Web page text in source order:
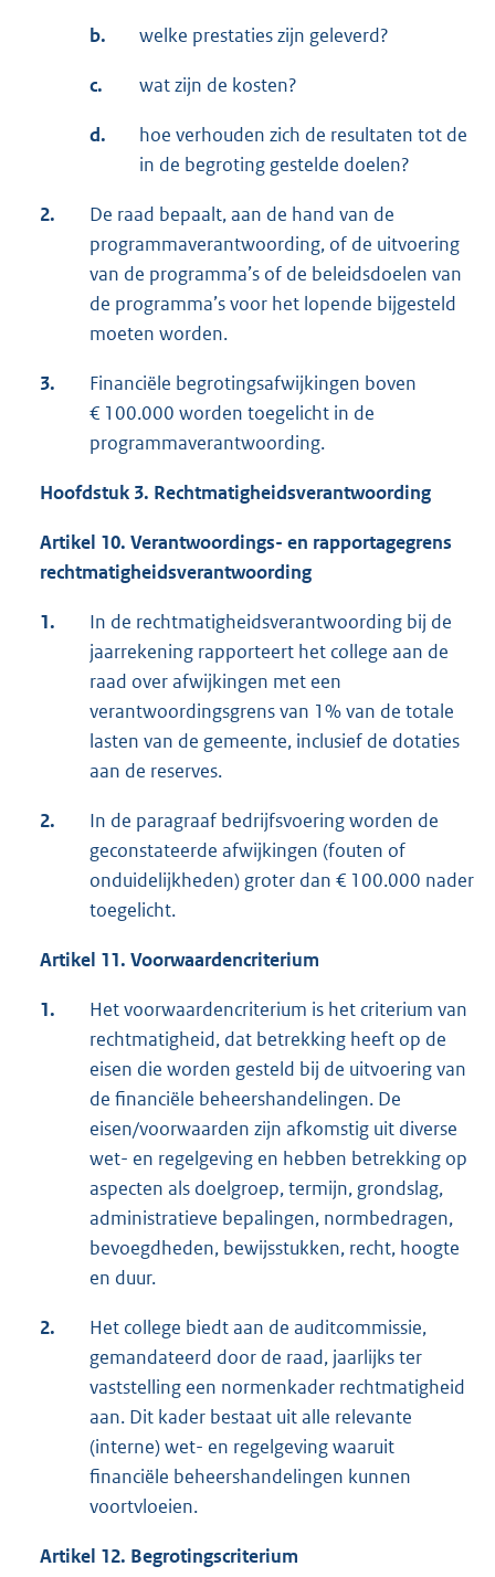
b. welke prestaties zijn geleverd?
c. wat zijn de kosten?
d.
hoe verhouden zich de resultaten tot de
in de begroting gestelde doelen?
2.
De raad bepaalt, aan de hand van de
programmaverantwoording, of de uitvoering
van de programma’s of de beleidsdoelen van
de programma’s voor het lopende bijgesteld
moeten worden.
3.
Financiële begrotingsafwijkingen boven
€ 100.000 worden toegelicht in de
programmaverantwoording.
Hoofdstuk 3. Rechtmatigheidsverantwoording
Artikel 10. Verantwoordings- en rapportagegrens
rechtmatigheidsverantwoording
1.
In de rechtmatigheidsverantwoording bij de
jaarrekening rapporteert het college aan de
raad over afwijkingen met een
verantwoordingsgrens van 1% van de totale
lasten van de gemeente, inclusief de dotaties
aan de reserves.
2.
In de paragraaf bedrijfsvoering worden de
geconstateerde afwijkingen (fouten of
onduidelijkheden) groter dan € 100.000 nader
toegelicht.
Artikel 11. Voorwaardencriterium
1.
Het voorwaardencriterium is het criterium van
rechtmatigheid, dat betrekking heeft op de
eisen die worden gesteld bij de uitvoering van
de financiële beheershandelingen. De
eisen/voorwaarden zijn afkomstig uit diverse
wet- en regelgeving en hebben betrekking op
aspecten als doelgroep, termijn, grondslag,
administratieve bepalingen, normbedragen,
bevoegdheden, bewijsstukken, recht, hoogte
en duur.
2.
Het college biedt aan de auditcommissie,
gemandateerd door de raad, jaarlijks ter
vaststelling een normenkader rechtmatigheid
aan. Dit kader bestaat uit alle relevante
(interne) wet- en regelgeving waaruit
financiële beheershandelingen kunnen
voortvloeien.
Artikel 12. Begrotingscriterium